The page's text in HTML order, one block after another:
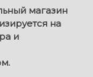
магазин
на
и